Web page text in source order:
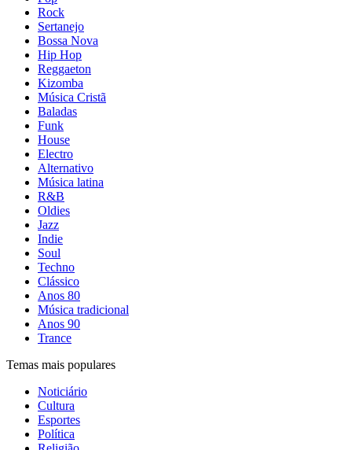
Rock
Sertanejo
Bossa Nova
Hip Hop
Reggaeton
Kizomba
Música Cristã
Baladas
Funk
House
Electro
Alternativo
Música latina
R&B
Oldies
Jazz
Indie
Soul
Techno
Clássico
Anos 80
Música tradicional
Anos 90
Trance
Temas mais populares
Noticiário
Cultura
Esportes
Política